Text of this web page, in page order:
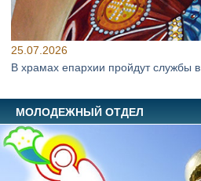
25.07.2026
В храмах епархии пройдут службы
МОЛОДЕЖНЫЙ ОТДЕЛ